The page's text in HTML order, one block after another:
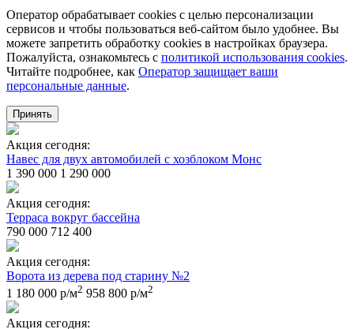
Оператор обрабатывает cookies с целью персонализации
сервисов и чтобы пользоваться веб-сайтом было удобнее. Вы
можете запретить обработку сookies в настройках браузера.
Пожалуйста, ознакомьтесь с политикой использования cookies.
Читайте подробнее, как Оператор защищает ваши
персональные данные.
Принять
Акция сегодня:
Навес для двух автомобилей с хозблоком Монс
1 390 000 1 290 000
Акция сегодня:
Терраса вокруг бассейна
790 000 712 400
Акция сегодня:
Ворота из дерева под старину №2
1 180 000 р/м2 958 800 р/м2
Акция сегодня: